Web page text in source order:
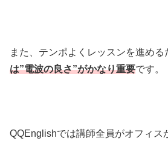
また、テンポよくレッスンを進める
は”電波の良さ”がかなり重要です。
QQEnglishでは講師全員がオフィス